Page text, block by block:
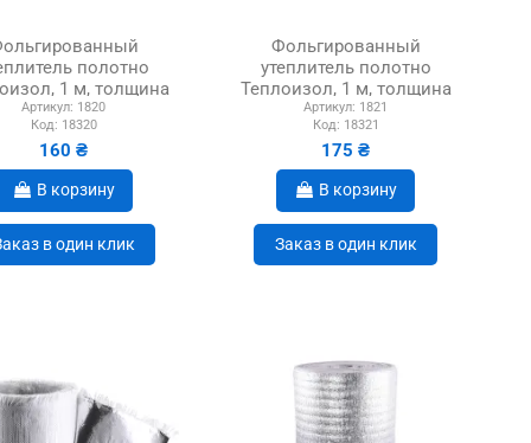
полотно
1 м, толщина
8 мм
Артикул: 1820
Код: 18320
160 ₴
В корзину
в один клик
Фольгированный
утеплитель полотно
Теплоизол, 1 м, толщина
10 мм
Артикул: 1821
Код: 18321
175 ₴
В корзину
Заказ в один клик